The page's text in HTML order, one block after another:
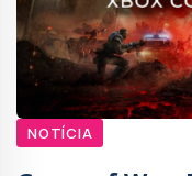
NOTÍCIA